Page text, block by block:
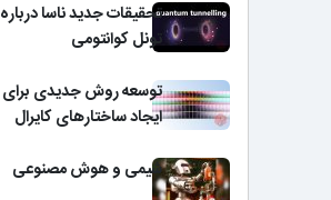
تحقیقات جدید ناسا درباره
تونل کوانتومی
توسعه روش جدیدی برای
ایجاد ساختارهای کایرال
شیمی و هوش مصنوعی